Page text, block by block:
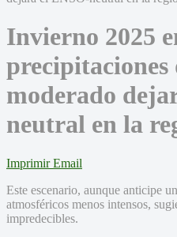
Invierno 2025
precipitaciones
moderado
neutral en la
Imprimir Email
Este escenario, aunque anticipe
atmosféricos menos intensos,
impredecibles.